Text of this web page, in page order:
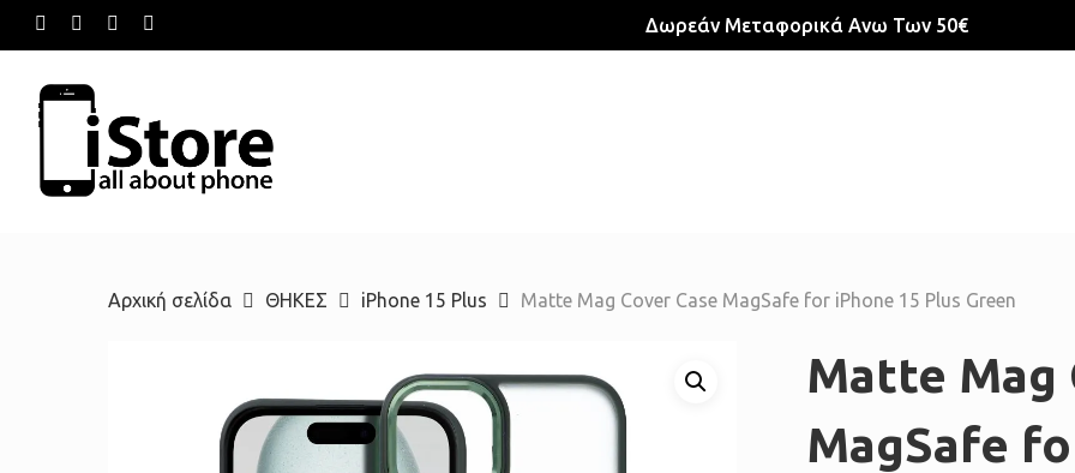
to
main
content
Δωρεάν Μεταφορικά Ανω Των 50€
Αρχική σελίδα ΘΗΚΕΣ iPhone 15 Plus Matte Mag Cover Case MagSafe for iPhone 15 Plus Green
Matte Mag
MagSafe